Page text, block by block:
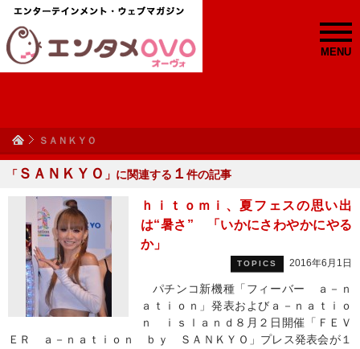
MENU
ＳＡＮＫＹＯ
「 ＳＡＮＫＹＯ 」に関連する １ 件の記事
ｈｉｔｏｍｉ、夏フェスの思い出
は“暑さ” 「いかにさわやかにやる
か」
TOPICS 2016年6月1日
パチンコ新機種「フィーバー ａ－ｎ
ａｔｉｏｎ」発表およびａ－ｎａｔｉｏ
ｎ ｉｓｌａｎｄ８月２日開催「ＦＥＶ
ＥＲ ａ－ｎａｔｉｏｎ ｂｙ ＳＡＮＫＹＯ」プレス発表会が１